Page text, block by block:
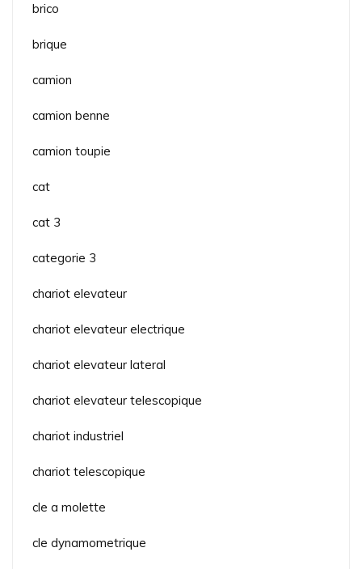
brico
brique
camion
camion benne
camion toupie
cat
cat 3
categorie 3
chariot elevateur
chariot elevateur electrique
chariot elevateur lateral
chariot elevateur telescopique
chariot industriel
chariot telescopique
cle a molette
cle dynamometrique